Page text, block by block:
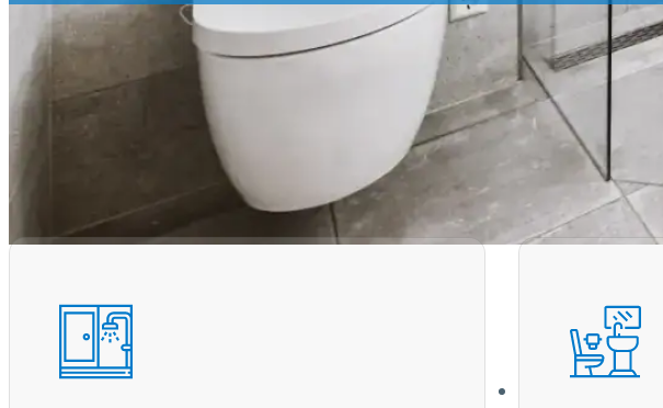
PROFESSIONELE KITTER
Waarom een
Professioneel gereedschap, juiste materialen en ervaring zorgen
voor duurzaam, waterdicht en perfect afgewerkt kitwerk